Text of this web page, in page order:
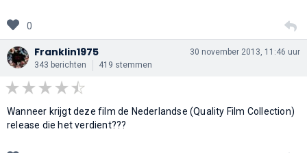
0
Franklin1975
343 berichten 419 stemmen
30 november 2013, 11:46 uur
Wanneer krijgt deze film de Nederlandse (Quality Film Collection)
release die het verdient???